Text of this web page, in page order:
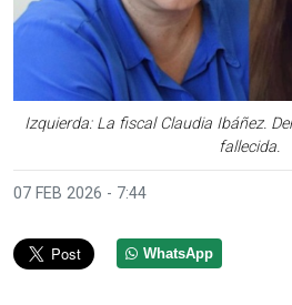
Izquierda: La fiscal Claudia Ibáñez.
fallecida.
07 FEB 2026 - 7:44
WhatsApp